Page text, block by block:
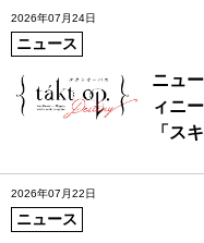
2026年07月24日
ニュース
ニュ
ィニ
「ス
2026年07月22日
ニュース